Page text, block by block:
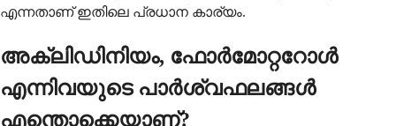
എന്നതാണ് ഇതിലെ പ്രധാന കാര്യം.
അക്ലിഡിനിയം, ഫോർമോറ്ററോൾ
എന്നിവയുടെ പാർശ്വഫലങ്ങൾ
എന്തൊക്കെയാണ്?